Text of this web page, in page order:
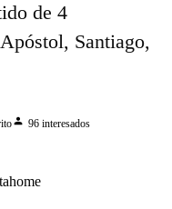
de 4
Santiago,
person 96 interesados